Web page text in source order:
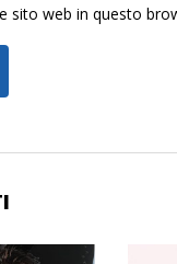
sito web in questo